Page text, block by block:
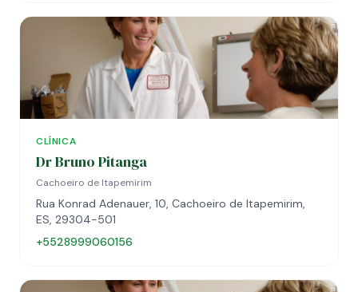
CLÍNICA
Dr Bruno Pitanga
Cachoeiro de Itapemirim
Rua Konrad Adenauer, 10, Cachoeiro de Itapemirim,
ES, 29304-501
+5528999060156